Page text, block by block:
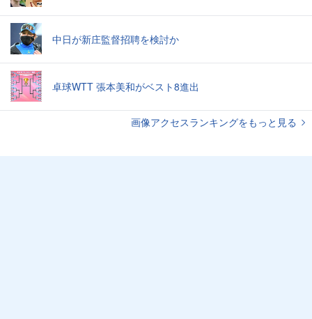
中日が新庄監督招聘を検討か
卓球WTT 張本美和がベスト8進出
画像アクセスランキングをもっと見る